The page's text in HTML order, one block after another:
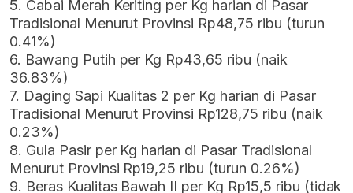
5. Cabai Merah Keriting per Kg harian di Pasar
Tradisional Menurut Provinsi Rp48,75 ribu (turun
0.41%)
6. Bawang Putih per Kg Rp43,65 ribu (naik
36.83%)
7. Daging Sapi Kualitas 2 per Kg harian di Pasar
Tradisional Menurut Provinsi Rp128,75 ribu (naik
0.23%)
8. Gula Pasir per Kg harian di Pasar Tradisional
Menurut Provinsi Rp19,25 ribu (turun 0.26%)
9. Beras Kualitas Bawah II per Kg Rp15,5 ribu (tidak